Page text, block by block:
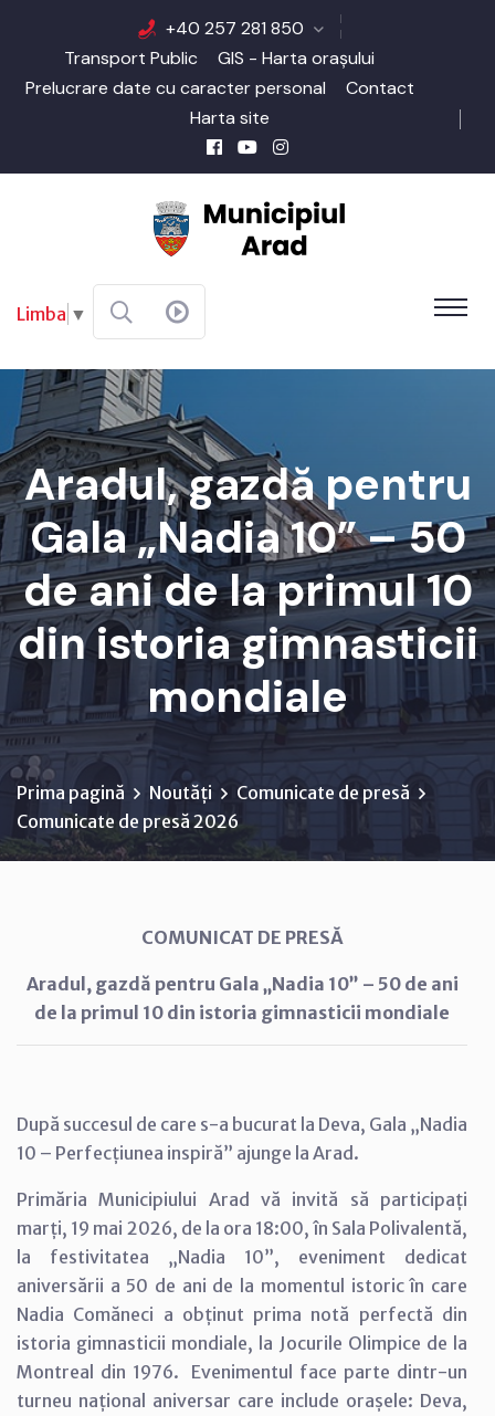
+40 257 281 850
Transport Public
GIS - Harta orașului
Prelucrare date cu caracter personal
Contact
Harta site
Limba ▼
Aradul, gazdă pentru
Gala „Nadia 10” – 50
de ani de la primul 10
din istoria gimnasticii
mondiale
Prima pagină Noutăți
Comunicate de presă
Comunicate de presă 2026
COMUNICAT DE PRESĂ
Aradul, gazdă pentru Gala „Nadia 10” – 50 de ani
de la primul 10 din istoria gimnasticii mondiale
După succesul de care s-a bucurat la Deva, Gala „Nadia
10 – Perfecțiunea inspiră” ajunge la Arad.
Primăria Municipiului Arad vă invită să participați
marți, 19 mai 2026, de la ora 18:00, în Sala Polivalentă,
la festivitatea „Nadia 10”, eveniment dedicat
aniversării a 50 de ani de la momentul istoric în care
Nadia Comăneci a obținut prima notă perfectă din
istoria gimnasticii mondiale, la Jocurile Olimpice de la
Montreal din 1976. Evenimentul face parte dintr-un
turneu național aniversar care include orașele: Deva,